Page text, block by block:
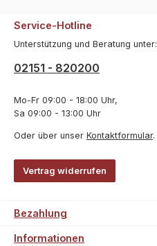
Service-Hotline
Unterstützung und Beratung unter:
02151 - 820200
Mo-Fr 09:00 - 18:00 Uhr,
Sa 09:00 - 13:00 Uhr
Oder über unser Kontaktformular.
Vertrag widerrufen
Bezahlung
Informationen